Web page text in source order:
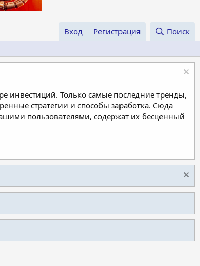
Вход Регистрация Поиск
инвестиций. Только самые последние тренды,
стратегии и способы заработка. Сюда
пользователями, содержат их бесценный